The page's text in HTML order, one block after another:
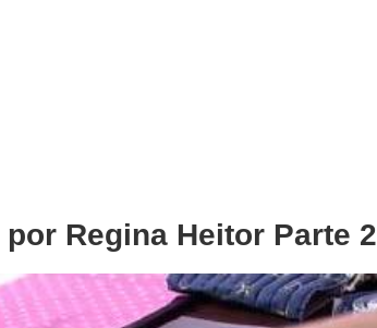
Regina Heitor Parte 2